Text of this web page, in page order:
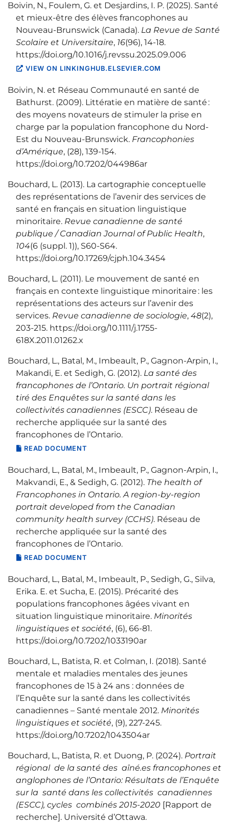
Boivin, N., Foulem, G. et Desjardins, I. P. (2025). Santé
et mieux-être des élèves francophones au
Nouveau-Brunswick (Canada). La Revue de Santé
Scolaire et Universitaire, 16(96), 14‑18.
https://doi.org/10.1016/j.revssu.2025.09.006
VIEW ON LINKINGHUB.ELSEVIER.COM
Boivin, N. et Réseau Communauté en santé de
Bathurst. (2009). Littératie en matière de santé :
des moyens novateurs de stimuler la prise en
charge par la population francophone du Nord-
Est du Nouveau-Brunswick. Francophonies
d’Amérique, (28), 139‑154.
https://doi.org/10.7202/044986ar
Bouchard, L. (2013). La cartographie conceptuelle
des représentations de l’avenir des services de
santé en français en situation linguistique
minoritaire. Revue canadienne de santé
publique / Canadian Journal of Public Health,
104(6 (suppl. 1)), S60‑S64.
https://doi.org/10.17269/cjph.104.3454
Bouchard, L. (2011). Le mouvement de santé en
français en contexte linguistique minoritaire : les
représentations des acteurs sur l’avenir des
services. Revue canadienne de sociologie, 48(2),
203‑215. https://doi.org/10.1111/j.1755-
618X.2011.01262.x
Bouchard, L., Batal, M., Imbeault, P., Gagnon-Arpin, I.,
Makandi, E. et Sedigh, G. (2012). La santé des
francophones de l’Ontario. Un portrait régional
tiré des Enquêtes sur la santé dans les
collectivités canadiennes (ESCC). Réseau de
recherche appliquée sur la santé des
francophones de l’Ontario.
READ DOCUMENT
Bouchard, L., Batal, M., Imbeault, P., Gagnon-Arpin, I.,
Makvandi, E., & Sedigh, G. (2012). The health of
Francophones in Ontario. A region-by-region
portrait developed from the Canadian
community health survey (CCHS). Réseau de
recherche appliquée sur la santé des
francophones de l’Ontario.
READ DOCUMENT
Bouchard, L., Batal, M., Imbeault, P., Sedigh, G., Silva,
Erika. E. et Sucha, E. (2015). Précarité des
populations francophones âgées vivant en
situation linguistique minoritaire. Minorités
linguistiques et société, (6), 66‑81.
https://doi.org/10.7202/1033190ar
Bouchard, L., Batista, R. et Colman, I. (2018). Santé
mentale et maladies mentales des jeunes
francophones de 15 à 24 ans : données de
l’Enquête sur la santé dans les collectivités
canadiennes – Santé mentale 2012. Minorités
linguistiques et société, (9), 227‑245.
https://doi.org/10.7202/1043504ar
Bouchard, L., Batista, R. et Duong, P. (2024). Portrait
régional de la santé des aîné.es francophones et
anglophones de l’Ontario: Résultats de l’Enquête
sur la santé dans les collectivités canadiennes
(ESCC), cycles combinés 2015-2020 [Rapport de
recherche]. Université d’Ottawa.